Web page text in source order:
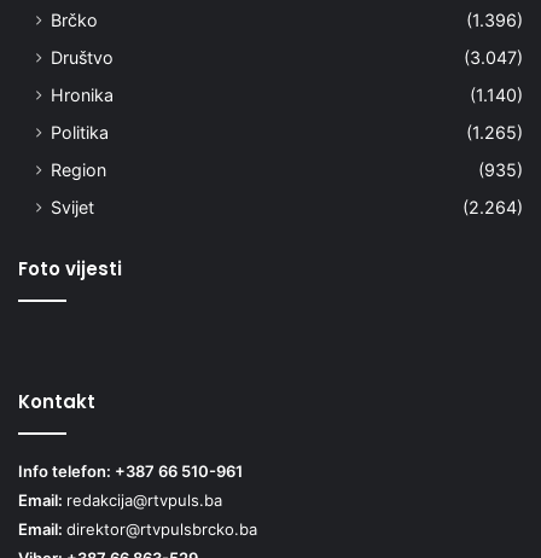
Brčko
(1.396)
Društvo
(3.047)
Hronika
(1.140)
Politika
(1.265)
Region
(935)
Svijet
(2.264)
Foto vijesti
Kontakt
Info telefon: +387 66 510-961
Email: redakcija@rtvpuls.ba
Email: direktor@rtvpulsbrcko.ba